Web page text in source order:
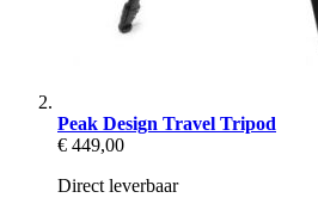
Peak Design Travel Tripod
€ 449,00
Direct leverbaar